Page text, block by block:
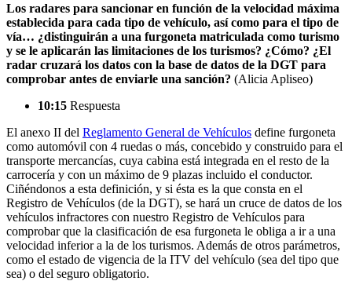
Los radares para sancionar en función de la velocidad máxima
establecida para cada tipo de vehículo, así como para el tipo de
vía… ¿distinguirán a una furgoneta matriculada como turismo
y se le aplicarán las limitaciones de los turismos? ¿Cómo? ¿El
radar cruzará los datos con la base de datos de la DGT para
comprobar antes de enviarle una sanción? (Alicia Apliseo)
10:15 Respuesta
El anexo II del Reglamento General de Vehículos define furgoneta
como automóvil con 4 ruedas o más, concebido y construido para el
transporte mercancías, cuya cabina está integrada en el resto de la
carrocería y con un máximo de 9 plazas incluido el conductor.
Ciñéndonos a esta definición, y si ésta es la que consta en el
Registro de Vehículos (de la DGT), se hará un cruce de datos de los
vehículos infractores con nuestro Registro de Vehículos para
comprobar que la clasificación de esa furgoneta le obliga a ir a una
velocidad inferior a la de los turismos. Además de otros parámetros,
como el estado de vigencia de la ITV del vehículo (sea del tipo que
sea) o del seguro obligatorio.